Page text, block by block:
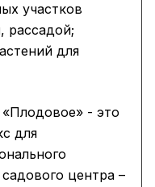
участков
рассадой;
для
- это
для
центра –